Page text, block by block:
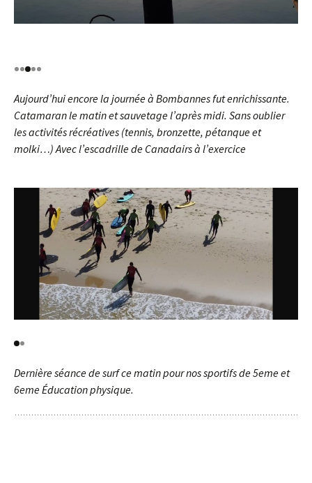
Aujourd’hui encore la journée à Bombannes fut enrichissante.
Catamaran le matin et sauvetage l’après midi. Sans oublier
les activités récréatives (tennis, bronzette, pétanque et
molki…) Avec l’escadrille de Canadairs à l’exercice
Dernière séance de surf ce matin pour nos sportifs de 5eme et
6eme Éducation physique.